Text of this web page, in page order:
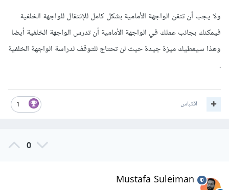
ولا يجب أن تتقن الواجهة الأمامية بشكل كامل للإنتقال للواجهة الخلفية
فيمكنك بجانب عملك في الواجهة الأمامية أن تدرس الواجهة الخلفية أيضا
وهذا سيعطيك ميزة جيدة حيث لن تحتاج للتوقف لدراسة الواجهة الخلفية
1 اقتباس
0
Mustafa Suleiman